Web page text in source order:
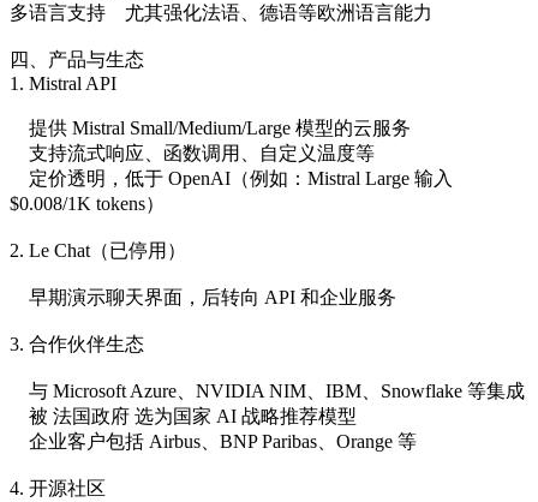
多语言支持 尤其强化法语、德语等欧洲语言能力
四、产品与生态
1. Mistral API
提供 Mistral Small/Medium/Large 模型的云服务
支持流式响应、函数调用、自定义温度等
定价透明，低于 OpenAI（例如：Mistral Large 输入
$0.008/1K tokens）
2. Le Chat（已停用）
早期演示聊天界面，后转向 API 和企业服务
3. 合作伙伴生态
与 Microsoft Azure、NVIDIA NIM、IBM、Snowflake 等集成
被 法国政府 选为国家 AI 战略推荐模型
企业客户包括 Airbus、BNP Paribas、Orange 等
4. 开源社区